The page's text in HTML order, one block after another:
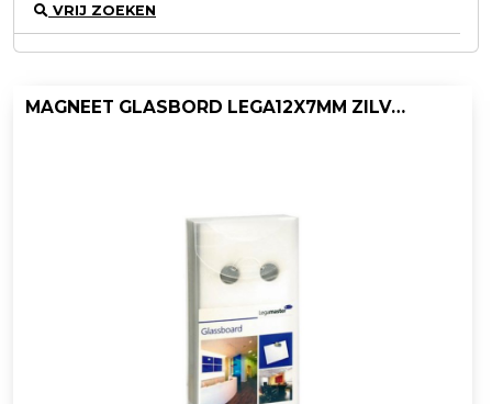
VRIJ ZOEKEN
MAGNEET GLASBORD LEGA12X7MM ZILVER/PK6